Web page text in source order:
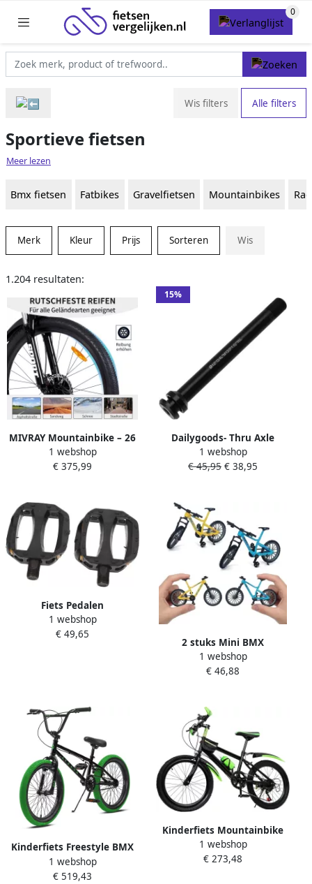
Wis filters Alle filters
Sportieve fietsen
Meer lezen
Bmx fietsen Fatbikes Gravelfietsen Mountainbikes
Merk Kleur Prijs Sorteren Wis
1.204 resultaten:
MIVRAY Mountainbike – 26
Inch Hardtail Met 21
Versnellingen – Stalen
Terrein
1 webshop
€ 375,99
15%
Dailygoods- Thru Axle
Aluminium 124 mm
Vervangende Onderdelen
M12x1 0 mm Schroefdraad
Inclusief Conische
Wasmachine Steekas
1 webshop
€ 45,95 € 38,95
Fiets Pedalen
Kinderpedalen
Mountainbike Veilig Fietsen
1 webshop
€ 49,65
2 stuks Mini BMX
vingerfiets MTB model
decoratie fiets gegoten
mountainbike
1 webshop
€ 46,88
Kinderfiets Freestyle BMX
Fiets Beginners Leren
Duurzaam Stalen Frame 18
1 webshop
€ 519,43
Kinderfiets Mountainbike
Stadsfiets Jongens Buiten
Fietsen Dubbele
1 webshop
€ 273,48